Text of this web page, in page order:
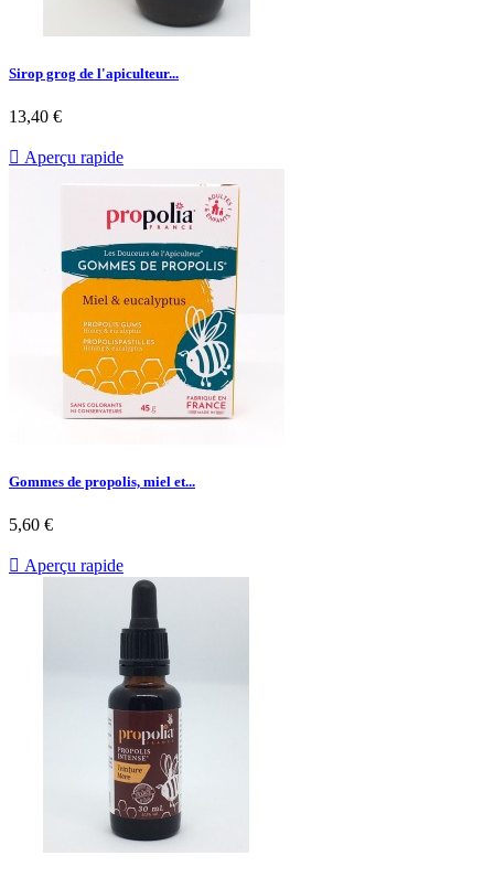
Sirop grog de l'apiculteur...
13,40 €
 Aperçu rapide
Gommes de propolis, miel et...
5,60 €
 Aperçu rapide